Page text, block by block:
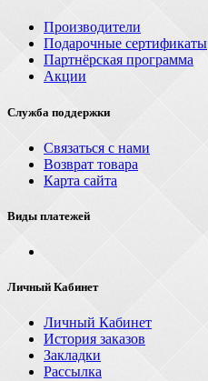
Производители
Подарочные сертификаты
Партнёрская программа
Акции
Служба поддержки
Связаться с нами
Возврат товара
Карта сайта
Виды платежей
Личный Кабинет
Личный Кабинет
История заказов
Закладки
Рассылка